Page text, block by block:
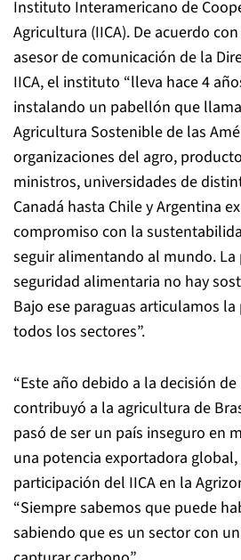
Instituto Interamericano de
Agricultura (IICA). De acuerdo
asesor de comunicación de la
IICA, el instituto “lleva hace 4
instalando un pabellón que
Agricultura Sostenible de las
organizaciones del agro,
ministros, universidades de
Canadá hasta Chile y Argentina
compromiso con la
seguir alimentando al mundo. La
seguridad alimentaria no hay
Bajo ese paraguas articulamos
todos los sectores”.
“Este año debido a la decisión
contribuyó a la agricultura de
pasó de ser un país inseguro en
una potencia exportadora
participación del IICA en la
“Siempre sabemos que puede
sabiendo que es un sector con